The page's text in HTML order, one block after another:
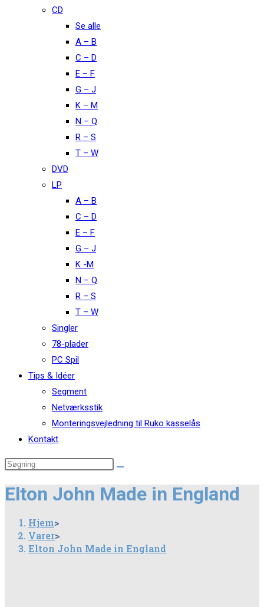
CD
Se alle
A – B
C – D
E – F
G – J
K – M
N – Q
R – S
T – W
DVD
LP
A – B
C – D
E – F
G – J
K -M
N – Q
R – S
T – W
Singler
78-plader
PC Spil
Tips & Idéer
Segment
Netværksstik
Monteringsvejledning til Ruko kasselås
Kontakt
Elton John Made in England
Hjem>
Varer>
Elton John Made in England